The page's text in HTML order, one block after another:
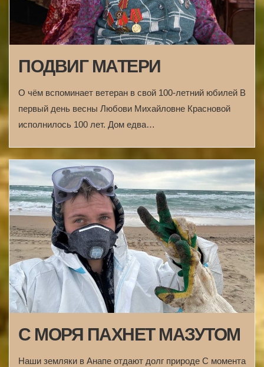
ПОДВИГ МАТЕРИ
О чём вспоминает ветеран в свой 100-летний юбилей В
первый день весны Любови Михайловне Красновой
исполнилось 100 лет. Дом едва…
С МОРЯ ПАХНЕТ МАЗУТОМ
Наши земляки в Анапе отдают долг природе С момента